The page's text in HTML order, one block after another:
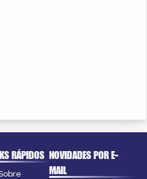
RÁPIDOS NOVIDADES POR E-
MAIL